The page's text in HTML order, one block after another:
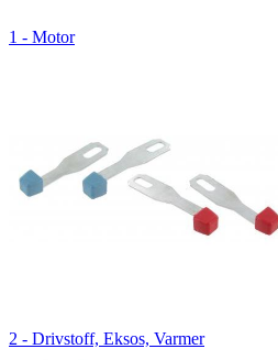
1 - Motor
2 - Drivstoff, Eksos, Varmer